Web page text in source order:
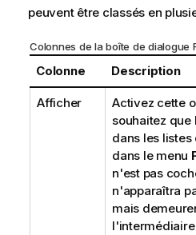
peuvent être classés en
Colonnes de la boîte de dialogue
Colonne Description
Afficher
Activez cette
souhaitez
dans les
dans le menu
n'est pas
n'apparaîtra
mais